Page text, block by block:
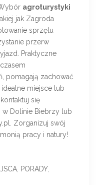
agroturystyki
jak Zagroda
sprzętu
przerw
Praktyczne
pomagają zachować
miejsce lub
się
Dolinie Biebrzy lub
Zorganizuj swój
pracy i natury!
PORADY,